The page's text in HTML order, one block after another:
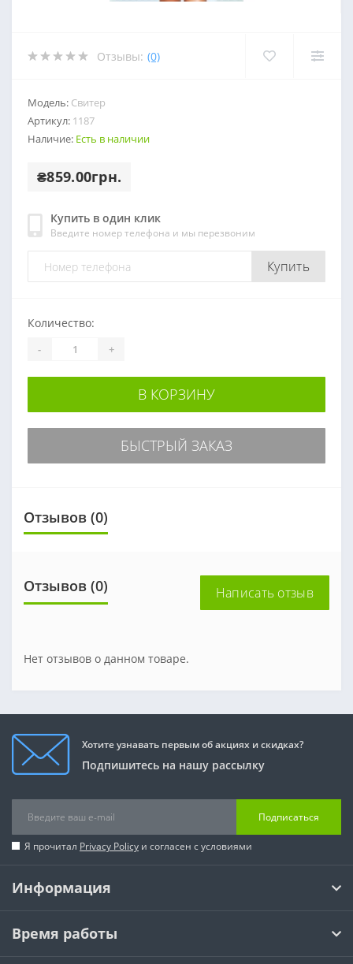
Отзывы: (0)
Модель: Свитер
Артикул: 1187
Наличие: Есть в наличии
₴859.00грн.
Купить в один клик
Введите номер телефона и мы перезвоним
Купить
Количество:
- +
В КОРЗИНУ
БЫСТРЫЙ ЗАКАЗ
Отзывов (0)
Отзывов (0) Написать отзыв
Нет отзывов о данном товаре.
Хотите узнавать первым об акциях и скидках?
Подпишитесь на нашу рассылку
Подписаться
Я прочитал Privacy Policy и согласен с условиями
Информация
Время работы